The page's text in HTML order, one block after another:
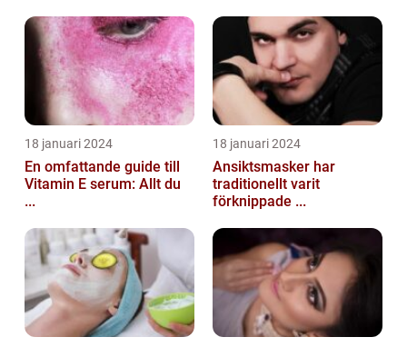
18 januari 2024
En omfattande guide till
Vitamin E serum: Allt du
...
18 januari 2024
Ansiktsmasker har
traditionellt varit
förknippade ...